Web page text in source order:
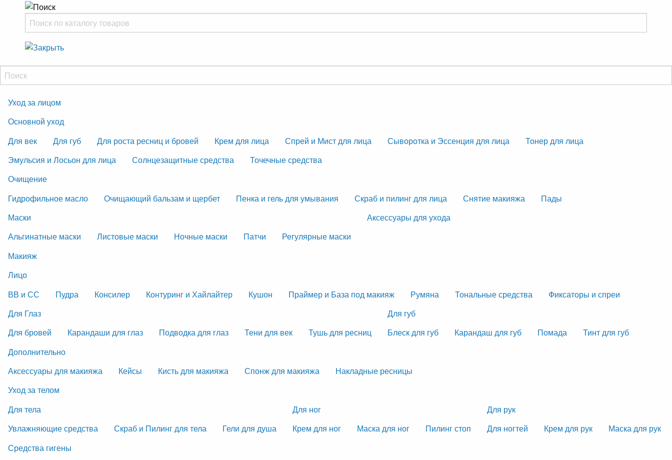
Уход за лицом
Основной уход
Для век
Для губ Для роста ресниц и бровей Крем для лица Спрей и Мист для лица Сыворотка и Эссенция для лица
Тонер для лица
Эмульсия и Лосьон для лица
Солнцезащитные средства
Точечные средства
Очищение
Гидрофильное масло
Очищающий бальзам и щербет Пенка и гель для умывания Скраб и пилинг для лица Снятие макияжа
Пады
Маски
Альгинатные маски
Листовые маски Ночные маски Патчи Регулярные маски
Аксессуары для ухода
Макияж
Лицо
ВВ и СС
Пудра Консилер Контуринг и Хайлайтер Кушон Праймер и База под макияж Румяна Тональные средства
Фиксаторы и спреи
Для Глаз
Для бровей
Карандаши для глаз Подводка для глаз Тени для век Тушь для ресниц
Для губ
Блеск для губ
Карандаш для губ Помада
Тинт для губ
Дополнительно
Аксессуары для макияжа
Кейсы Кисть для макияжа Спонж для макияжа
Накладные ресницы
Уход за телом
Для тела
Увлажняющие средства
Скраб и Пилинг для тела Гели для душа
Для ног
Крем для ног
Маска для ног Пилинг стоп
Для рук
Для ногтей
Крем для рук
Маска для рук
Средства гигены